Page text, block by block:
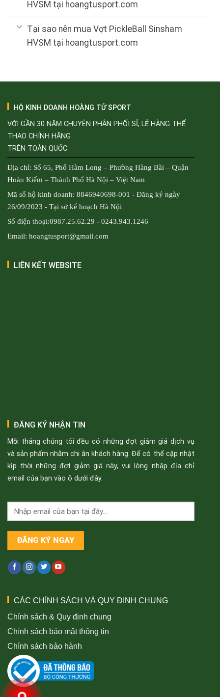
HVSM tại hoangtusport.com
Tại sao nên mua Vợt PickleBall Sinsham
HVSM tại hoangtusport.com
HỘ KINH DOANH HOÀNG TỬ SPORT
VỚI GẦN 30 NĂM CHUYÊN PHÂN PHỐI SỈ, LẺ HÀNG THỂ
THAO CHÍNH HÃNG
TRÊN TOÀN QUỐC.
Địa chỉ: Số 65, Phố Hàm Long – Phường Hàng Bài – Quận
Hoàn Kiếm – Thành Phố Hà Nội – Việt Nam
Mã số hộ kinh doanh: 8846940698-001 - Đăng ký ngày
26/09/2023 - Tại sở kế hoạch Hà Nội
Số điện thoại:0987.25.62.29 - 0243.943.1246
Email: hoangtusport@gmail.com
LIÊN KẾT WEBSITE
ĐĂNG KÝ NHẬN TIN
Mỗi tháng chúng tôi đều có những đợt giảm giá dịch vụ
và sản phẩm nhằm chi ân khách hàng. Để có thể cập nhật
kịp thời những đợt giảm giá này, vui lòng nhập địa chỉ
email của bạn vào ô dưới đây.
CÁC CHÍNH SÁCH VÀ QUY ĐỊNH CHUNG
Chính sách & Quy định chung
Chính sách bảo mật thông tin
Chính sách bảo hành